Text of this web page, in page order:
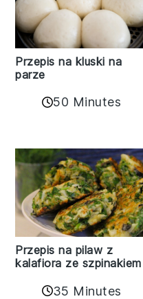
Przepis na kluski na
parze
50 Minutes
Przepis na pilaw z
kalafiora ze szpinakiem
35 Minutes